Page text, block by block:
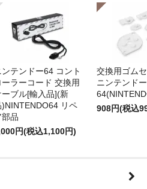
ンテンドー64 コント
ーラーコード 交換用
ーブル[輸入品](新
)NINTENDO64 リペ
部品
円(税込1,100円)
交換用ゴム
ニンテンドー
908円(税込